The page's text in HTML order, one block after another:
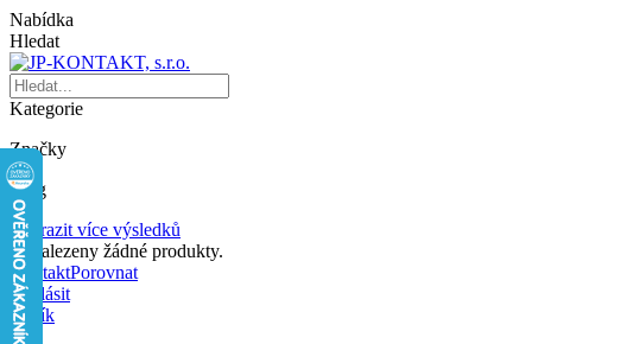
Nabídka
Hledat
Kategorie
Značky
Blog
Zobrazit více výsledků
Nenalezeny žádné produkty.
KontaktPorovnat
Přihlásit
Košík